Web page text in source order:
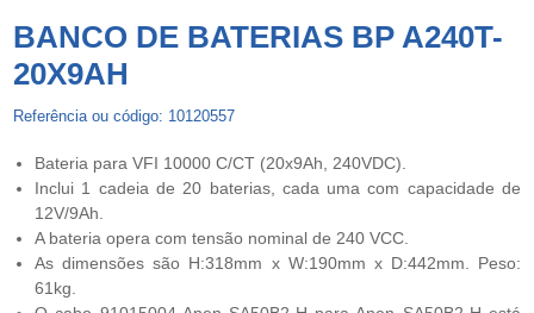
BANCO DE BATERIAS BP A240T-
20X9AH
Referência ou código: 10120557
Bateria para VFI 10000 C/CT (20x9Ah, 240VDC).
Inclui 1 cadeia de 20 baterias, cada uma com capacidade de
12V/9Ah.
A bateria opera com tensão nominal de 240 VCC.
As dimensões são H:318mm x W:190mm x D:442mm. Peso:
61kg.